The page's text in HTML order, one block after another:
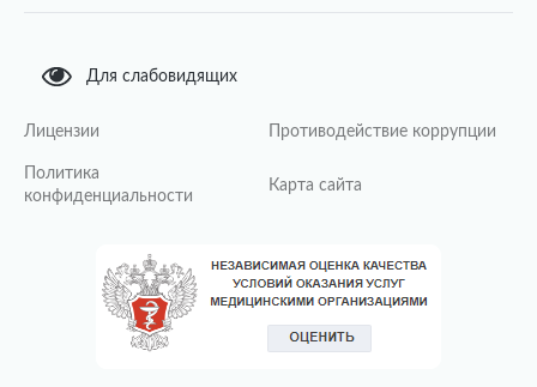
Для слабовидящих
Лицензии Противодействие коррупции
Политика
конфиденциальности
Карта сайта